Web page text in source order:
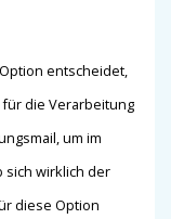
entscheidet,
die Verarbeitung
um im
wirklich der
diese Option